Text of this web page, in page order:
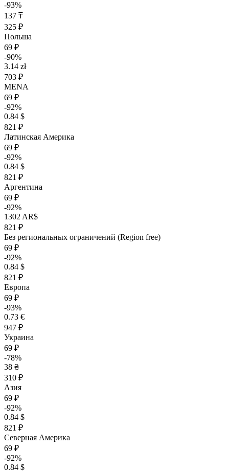
-93%
137 ₸
325 ₽
Польша
69 ₽
-90%
3.14 zł
703 ₽
MENA
69 ₽
-92%
0.84 $
821 ₽
Латинская Америка
69 ₽
-92%
0.84 $
821 ₽
Аргентина
69 ₽
-92%
1302 AR$
821 ₽
Без региональных ограничений (Region free)
69 ₽
-92%
0.84 $
821 ₽
Европа
69 ₽
-93%
0.73 €
947 ₽
Украина
69 ₽
-78%
38 ₴
310 ₽
Азия
69 ₽
-92%
0.84 $
821 ₽
Северная Америка
69 ₽
-92%
0.84 $